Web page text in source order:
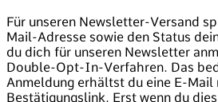
Für unseren Newsletter-Versand
Mail-Adresse sowie den Status
du dich für unseren Newsletter
Double-Opt-In-Verfahren. Das
Anmeldung erhältst du eine E-Mail
Bestätigungslink. Erst wenn du